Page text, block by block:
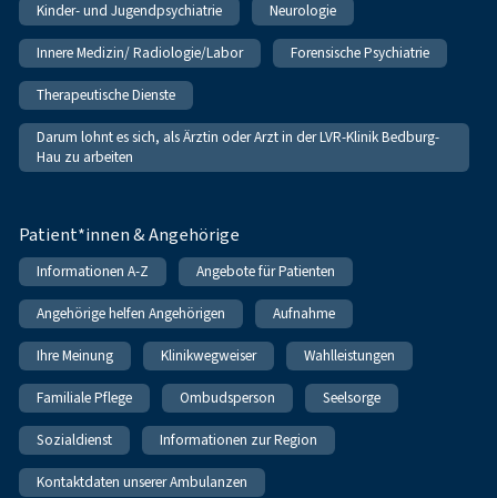
Kinder- und Jugendpsychiatrie Neurologie
Innere Medizin/ Radiologie/Labor Forensische Psychiatrie
Therapeutische Dienste
Darum lohnt es sich, als Ärztin oder Arzt in der LVR-Klinik Bedburg-
Hau zu arbeiten
Patient*innen & Angehörige
Informationen A-Z Angebote für Patienten
Angehörige helfen Angehörigen Aufnahme
Ihre Meinung Klinikwegweiser Wahlleistungen
Familiale Pflege Ombudsperson Seelsorge
Sozialdienst Informationen zur Region
Kontaktdaten unserer Ambulanzen